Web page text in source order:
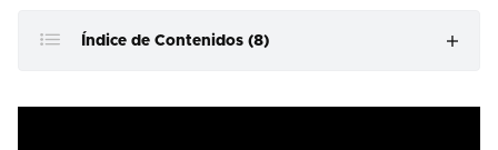
Índice de Contenidos (8)